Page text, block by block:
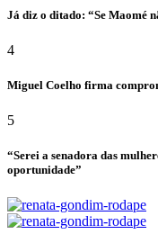
Já diz o ditado: “Se Maomé
4
Miguel Coelho firma
5
“Serei a senadora das
oportunidade”